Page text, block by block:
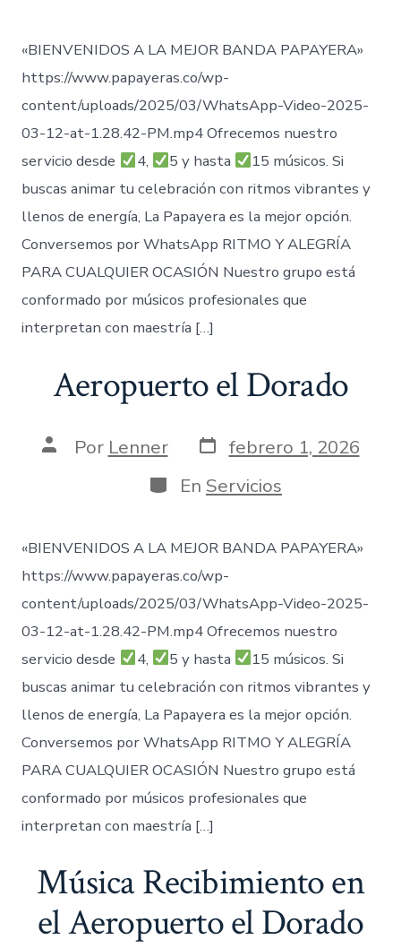
«BIENVENIDOS A LA MEJOR BANDA PAPAYERA»
https://www.papayeras.co/wp-
content/uploads/2025/03/WhatsApp-Video-2025-
03-12-at-1.28.42-PM.mp4 Ofrecemos nuestro
servicio desde
4, 5 y hasta
15 músicos. Si
buscas animar tu celebración con ritmos vibrantes y
llenos de energía, La Papayera es la mejor opción.
Conversemos por WhatsApp RITMO Y ALEGRÍA
PARA CUALQUIER OCASIÓN Nuestro grupo está
conformado por músicos profesionales que
interpretan con maestría […]
Aeropuerto el Dorado
AutorPor Lenner Fecha
de
publicación
febrero 1, 2026
Categorías
En Servicios
«BIENVENIDOS A LA MEJOR BANDA PAPAYERA»
https://www.papayeras.co/wp-
content/uploads/2025/03/WhatsApp-Video-2025-
03-12-at-1.28.42-PM.mp4 Ofrecemos nuestro
servicio desde
4, 5 y hasta
15 músicos. Si
buscas animar tu celebración con ritmos vibrantes y
llenos de energía, La Papayera es la mejor opción.
Conversemos por WhatsApp RITMO Y ALEGRÍA
PARA CUALQUIER OCASIÓN Nuestro grupo está
conformado por músicos profesionales que
interpretan con maestría […]
Música Recibimiento en
el Aeropuerto el Dorado